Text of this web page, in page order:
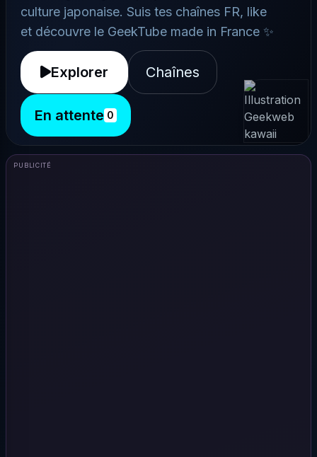
culture japonaise. Suis tes chaînes FR, like
et découvre le GeekTube made in France ✨
Explorer Chaînes
En attente 0
PUBLICITÉ